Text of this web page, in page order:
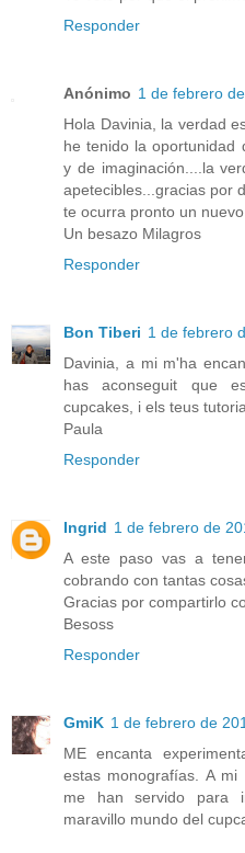
Responder
Anónimo 1 de febrero
Hola Davinia, la verdad
he tenido la oportunidad
y de imaginación....la
apetecibles...gracias por
te ocurra pronto un nuevo
Un besazo Milagros
Responder
Bon Tiberi 1 de febrero
Davinia, a mi m'ha
has aconseguit que
cupcakes, i els teus
Paula
Responder
Ingrid 1 de febrero de
A este paso vas a
cobrando con tantas
Gracias por compartirlo
Besoss
Responder
GmiK 1 de febrero de
ME encanta
estas monografías. A
me han servido para
maravillo mundo del